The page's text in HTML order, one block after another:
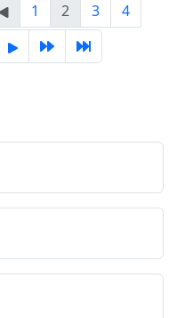
1 2 3
4